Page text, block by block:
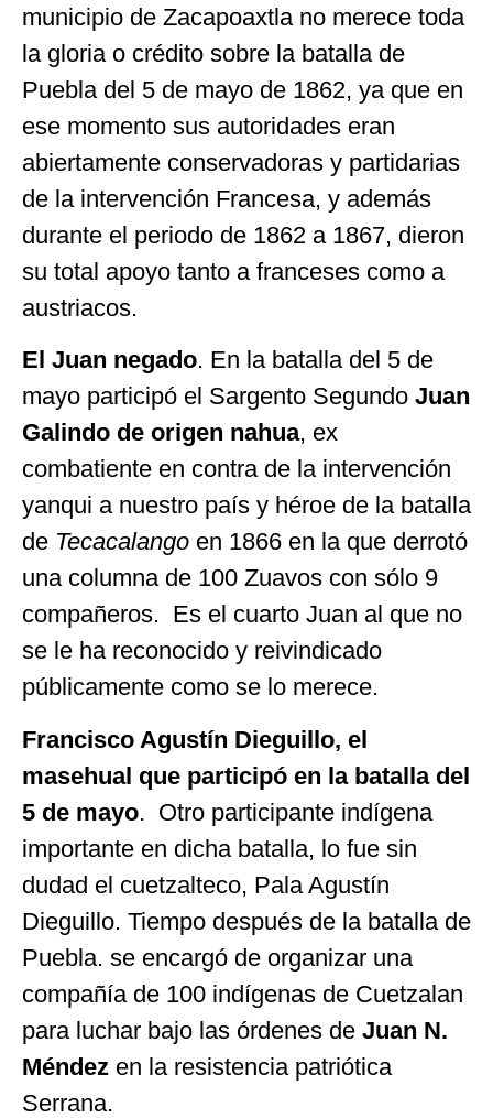
municipio de Zacapoaxtla no merece toda
la gloria o crédito sobre la batalla de
Puebla del 5 de mayo de 1862, ya que en
ese momento sus autoridades eran
abiertamente conservadoras y partidarias
de la intervención Francesa, y además
durante el periodo de 1862 a 1867, dieron
su total apoyo tanto a franceses como a
austriacos.
El Juan negado. En la batalla del 5 de
mayo participó el Sargento Segundo Juan
Galindo de origen nahua, ex
combatiente en contra de la intervención
yanqui a nuestro país y héroe de la batalla
de Tecacalango en 1866 en la que derrotó
una columna de 100 Zuavos con sólo 9
compañeros. Es el cuarto Juan al que no
se le ha reconocido y reivindicado
públicamente como se lo merece.
Francisco Agustín Dieguillo, el
masehual que participó en la batalla del
5 de mayo. Otro participante indígena
importante en dicha batalla, lo fue sin
dudad el cuetzalteco, Pala Agustín
Dieguillo. Tiempo después de la batalla de
Puebla. se encargó de organizar una
compañía de 100 indígenas de Cuetzalan
para luchar bajo las órdenes de Juan N.
Méndez en la resistencia patriótica
Serrana.